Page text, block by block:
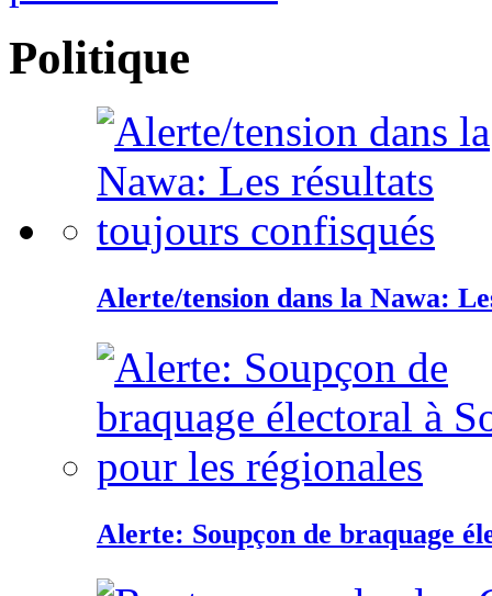
Politique
Alerte/tension dans la Nawa:
Alerte: Soupçon de braquage